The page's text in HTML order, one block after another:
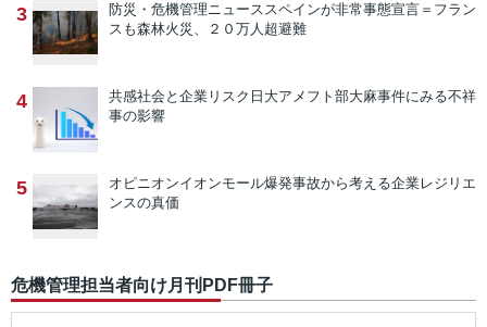
3 防災・危機管理ニューススペインが非常事態宣言＝フラン
スも森林火災、２０万人超避難
4 共感社会と企業リスク 日大アメフト部大麻事件にみる不祥
事の影響
5 オピニオンイオンモール爆発事故から考える企業レジリエ
ンスの真価
危機管理担当者向け月刊PDF冊子